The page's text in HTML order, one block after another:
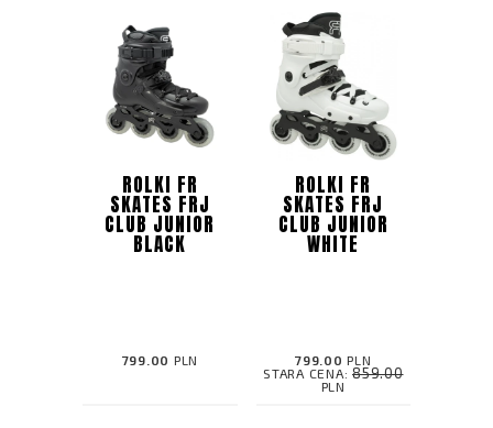
ROLKI FR
SKATES FRJ
CLUB JUNIOR
BLACK
799.00 PLN
ROLKI FR
SKATES FRJ
CLUB JUNIOR
WHITE
799.00 PLN
STARA CENA: 859.00
PLN